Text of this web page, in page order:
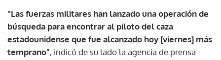
"Las fuerzas militares han lanzado una operación de
búsqueda para encontrar al piloto del caza
estadounidense que fue alcanzado hoy [viernes] más
temprano", indicó de su lado la agencia de prensa